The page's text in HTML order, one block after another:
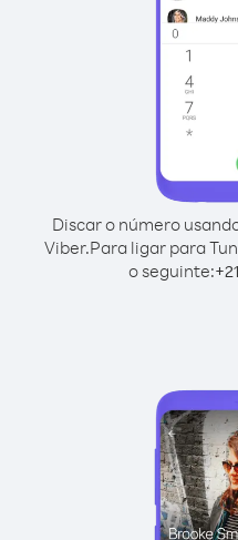
Discar o número
Viber.Para ligar para
o seguinte:+